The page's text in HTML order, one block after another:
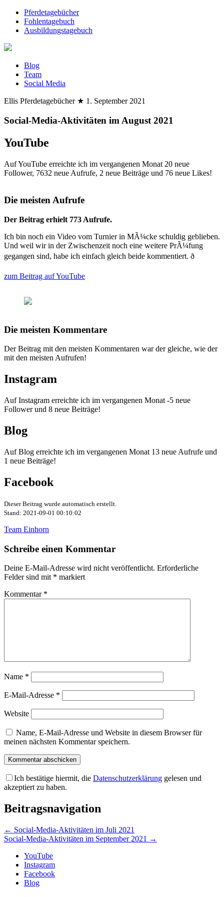
Pferdetagebücher
Fohlentagebuch
Ausbildungstagebuch
Blog
Team
Social Media
Ellis Pferdetagebücher ★ 1. September 2021
Social-Media-Aktivitäten im August 2021
YouTube
Auf YouTube erreichte ich im vergangenen Monat 20 neue
Follower, 7632 neue Aufrufe, 2 neue Beiträge und 76 neue Likes!
Die meisten Aufrufe
Der Beitrag erhielt 773 Aufrufe.
Ich bin noch ein Video vom Turnier in MÃ¼cke schuldig geblieben.
Und weil wir in der Zwischenzeit noch eine weitere PrÃ¼fung
gegangen sind, habe ich einfach gleich beide kommentiert. ð
zum Beitrag auf YouTube
Die meisten Kommentare
Der Beitrag mit den meisten Kommentaren war der gleiche, wie der
mit den meisten Aufrufen!
Instagram
Auf Instagram erreichte ich im vergangenen Monat -5 neue
Follower und 8 neue Beiträge!
Blog
Auf Blog erreichte ich im vergangenen Monat 13 neue Aufrufe und
1 neue Beiträge!
Facebook
Dieser Beitrag wurde automatisch erstellt.
Stand: 2021-09-01 00:10:02
Team Einhorn
Schreibe einen Kommentar
Deine E-Mail-Adresse wird nicht veröffentlicht. Erforderliche
Felder sind mit * markiert
Kommentar *
Name *
E-Mail-Adresse *
Website
Name, E-Mail-Adresse und Website in diesem Browser für
meinen nächsten Kommentar speichern.
Ich bestätige hiermit, die Datenschutzerklärung gelesen und
akzeptiert zu haben.
Beitragsnavigation
← Social-Media-Aktivitäten im Juli 2021
Social-Media-Aktivitäten im September 2021 →
YouTube
Instagram
Facebook
Blog